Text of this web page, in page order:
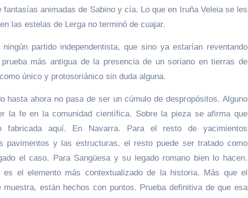
animadas de Sabino y cía. Lo que en Iruña Veleia se les
las estelas de Lerga no terminó de cuajar.
partido independentista, que sino ya estarían reventando
más antigua de la presencia de un soriano en tierras de
único y protosoriánico sin duda alguna.
hasta ahora no pasa de ser un cúmulo de despropósitos. Alguno
la fe en la comunidad científica. Sobre la pieza se afirma que
fabricada aquí. En Navarra. Para el resto de yacimientos
pavimentos y las estructuras, el resto puede ser tratado como
el caso. Para Sangüesa y su legado romano bien lo hacen.
el elemento más contextualizado de la historia. Más que el
están hechos con puntos. Prueba definitiva de que esa